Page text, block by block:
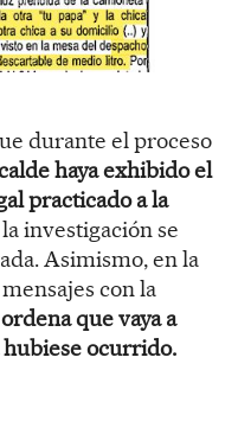
durante el proceso
haya exhibido el
practicado a la
investigación se
Asimismo, en la
con la
ordena que vaya a
ocurrido.